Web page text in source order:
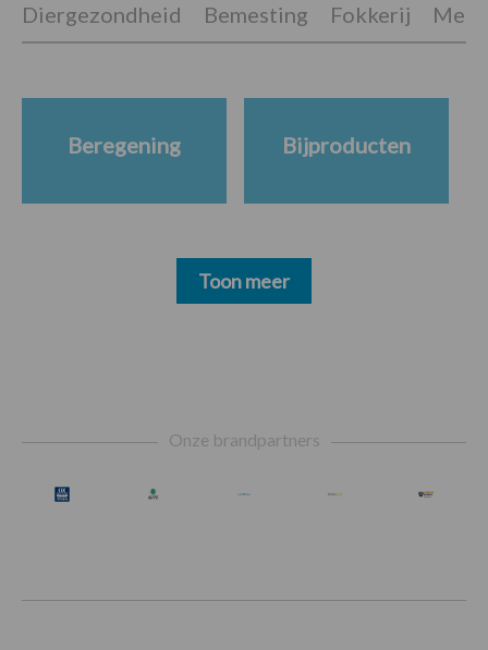
Diergezondheid Bemesting Fokkerij
Beregening Bijproducten
Toon meer
Onze brandpartners